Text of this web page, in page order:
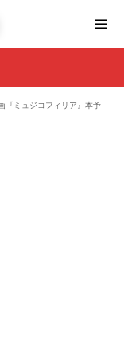
『ミュジコフィリア』本予